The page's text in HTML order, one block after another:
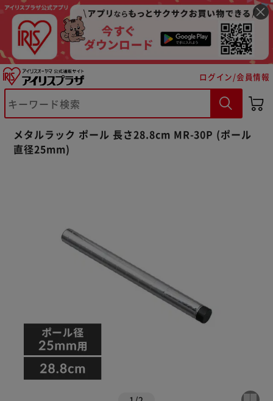
ログイン/会員情報
メタルラック ポール 長さ28.8cm MR-30P (ポール
直径25mm)
※ご確認ください